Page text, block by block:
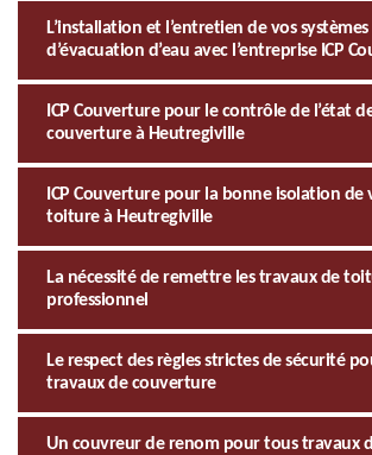
L’installation et l’entretien de vos systèmes
d’évacuation d’eau avec l’entreprise ICP
ICP Couverture pour le contrôle de l’état
couverture à Heutregiville
ICP Couverture pour la bonne isolation de
toiture à Heutregiville
La nécessité de remettre les travaux de
professionnel
Le respect des règles strictes de sécurité
travaux de couverture
Un couvreur de renom pour tous travaux